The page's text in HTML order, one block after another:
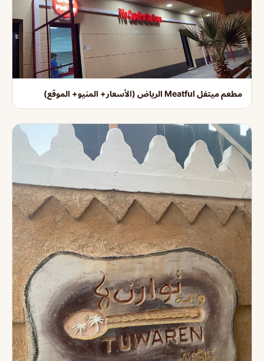
مطعم ميتفل Meatful الرياض (الأسعار+ المنيو+ الموقع)